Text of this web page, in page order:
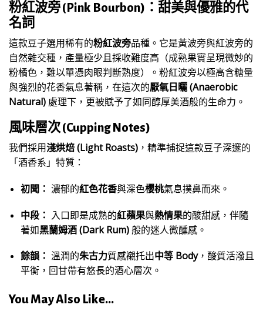
粉紅波旁 (Pink Bourbon)：甜美與優雅的代
名詞
這款豆子選用稀有的粉紅波旁品種。它是黃波旁與紅波旁的
自然雜交種，產量極少且採收難度高（成熟果實呈現微妙的
粉橘色，難以單憑肉眼判斷熟度）。粉紅波旁以極高含糖量
與強烈的花香氣息著稱，在這次的厭氧日曬 (Anaerobic
Natural) 處理下，更被賦予了如同醇厚美酒般的生命力。
風味層次 (Cupping Notes)
我們採用淺烘焙 (Light Roasts) ，精準捕捉這款豆子深邃的
「酒香系」特質：
初聞： 濃郁的紅色花香與深色櫻桃氣息撲鼻而來。
中段： 入口即是成熟的紅蘋果與熱情果的酸甜感，伴隨
著如黑蘭姆酒 (Dark Rum)般的迷人微醺感。
餘韻： 溫潤的朱古力質感襯托出中等 Body，酸質活潑且
平衡，回甘帶有悠長的酒心層次。
You May Also Like...